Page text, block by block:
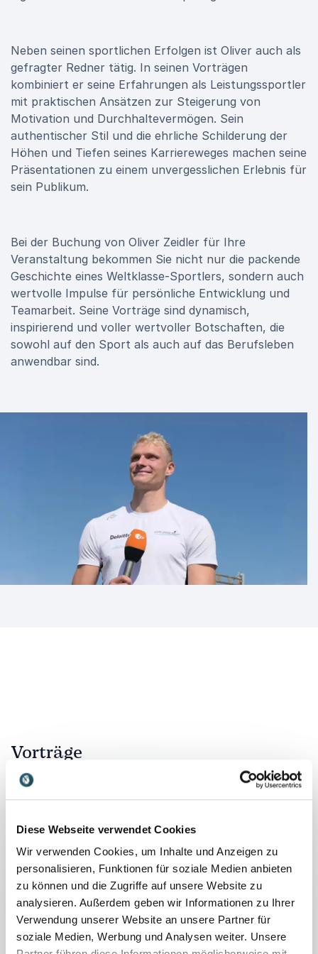
Diese Webseite verwendet Cookies
Wir verwenden Cookies, um Inhalte und Anzeigen zu
personalisieren, Funktionen für soziale Medien anbieten
zu können und die Zugriffe auf unsere Website zu
analysieren. Außerdem geben wir Informationen zu Ihrer
Verwendung unserer Website an unsere Partner für
soziale Medien, Werbung und Analysen weiter. Unsere
Neben seinen sportlichen Erfolgen ist Oliver auch als
gefragter Redner tätig. In seinen Vorträgen
kombiniert er seine Erfahrungen als Leistungssportler
mit praktischen Ansätzen zur Steigerung von
Motivation und Durchhaltevermögen. Sein
authentischer Stil und die ehrliche Schilderung der
Höhen und Tiefen seines Karriereweges machen seine
Präsentationen zu einem unvergesslichen Erlebnis für
sein Publikum.
Bei der Buchung von Oliver Zeidler für Ihre
Veranstaltung bekommen Sie nicht nur die packende
Geschichte eines Weltklasse-Sportlers, sondern auch
wertvolle Impulse für persönliche Entwicklung und
Teamarbeit. Seine Vorträge sind dynamisch,
inspirierend und voller wertvoller Botschaften, die
sowohl auf den Sport als auch auf das Berufsleben
anwendbar sind.
Vorträge
VORTRAG VON REFERENT OLIVER ZEIDLER:
Sport lernen können
Themen: Ehrgeiz, Entschlossenheit, Fokus,
Teamgeist, Organisation, Umgang mit
Drucksituationen und Wettbewerb, das Wissen
über den eigenen Körper und seine Fähigkeiten,
Selbstvertrauen. Jedes Thema wird persönlich
durch Erfahrungen aus dem Sport und dem